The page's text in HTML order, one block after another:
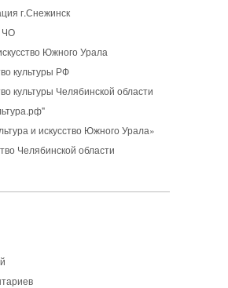
г.Снежинск
ЧО
Южного Урала
культуры РФ
культуры Челябинской области
и искусство Южного Урала»
Челябинской области